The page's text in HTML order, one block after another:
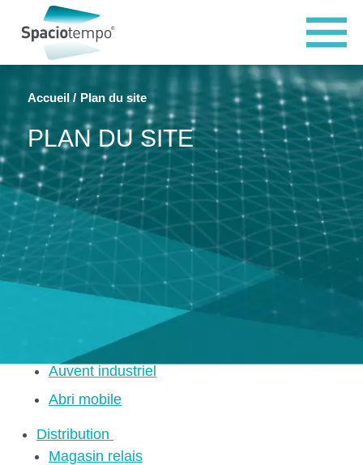
Accueil Plan du site
PLAN DU SITE
Page d'accueil
Votre secteur
Industrie et logistique
Bâtiment de stockage
Plateforme logistique
Atelier de production
Stockage vrac
Auvent industriel
Abri mobile
Distribution
Magasin relais
Panneau de gestion des cookies